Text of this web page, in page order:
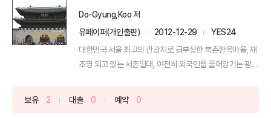
Do-Gyung,Koo 저
유페이퍼(개인출판)
2012-12-29
YES24
대한민국 서울 최고의 관광지로 급부상한 북촌한옥마을, 재
조명 되고 있는 서촌일대, 여전히 외국인을 끌어당기는 광화
보유 2 대출 0 예약 0